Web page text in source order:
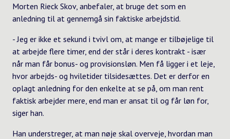
Morten Rieck Skov, anbefaler, at bruge det som en
anledning til at gennemgå sin faktiske arbejdstid.
- Jeg er ikke et sekund i tvivl om, at mange er tilbøjelige til
at arbejde flere timer, end der står i deres kontrakt - især
når man får bonus- og provisionsløn. Men få ligger i et leje,
hvor arbejds- og hviletider tilsidesættes. Det er derfor en
oplagt anledning for den enkelte at se på, om man rent
faktisk arbejder mere, end man er ansat til og får løn for,
siger han.
Han understreger, at man nøje skal overveje, hvordan man